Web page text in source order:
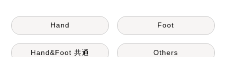
Hand Foot
Hand&Foot 共通 Others